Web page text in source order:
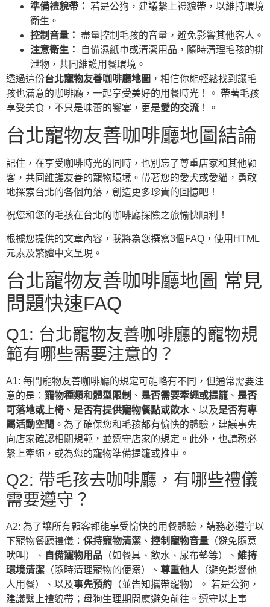
準備禮貌帶： 若是公狗，建議繫上禮貌帶，以維持環境
衛生。
控制音量： 盡量控制毛孩的音量，避免影響其他客人。
注意衛生：
自備濕紙巾或清潔用品，隨時清理毛孩的排
泄物，共同維護用餐環境。
透過這份台北寵物友善咖啡廳地圖 ，相信你能輕鬆找到讓毛
孩也滿意的咖啡廳，一起享受美好的用餐時光！。 帶著毛孩
享受美食，不只是味蕾的饗宴，更是愛的交流 ！。
台北寵物友善咖啡廳地圖結論
記住，在享受咖啡時光的同時，也別忘了尊重店家和其他顧
客，共同維護友善的寵物環境。帶著您的愛犬或愛貓，勇敢
地探索台北的各個角落，創造更多珍貴的回憶吧！
祝您和您的毛孩在台北的咖啡廳探險之旅愉快順利！
根據您提供的文章內容，我將為您撰寫3個FAQ，使用HTML
元素及繁體中文呈現。
台北寵物友善咖啡廳地圖 常見
問題快速FAQ
Q1: 台北寵物友善咖啡廳的寵物規
範有哪些需要注意的？
A1: 每間寵物友善咖啡廳的規定可能略有不同，但通常需要注
意的是： 寵物種類和體型限制 、 是否需要牽繩或提籠 、 是否
可落地或上椅 、 是否有提供寵物餐點或飲水、以及是否有專
屬活動空間 。為了確保您和毛孩都有愉快的體驗，建議事先
向店家確認相關規範，並遵守店家的規定。此外，也請務必
繫上牽繩，或為您的寵物準備提籠或推車。
Q2: 帶毛孩去咖啡廳，有哪些禮儀
需要遵守？
A2: 為了讓所有顧客都能享受愉快的用餐體驗，請務必遵守以
下寵物餐廳禮儀： 保持寵物清潔 、 控制寵物音量 （避免隨意
吠叫）、 自備寵物用品 （如餐具、飲水、尿布墊等）、 維持
環境清潔 （隨時清理寵物的便溺）、 尊重他人 （避免影響他
人用餐）、以及事先預約 （並告知攜帶寵物）。 若是公狗，
建議繫上禮貌帶；母狗生理期間應避免前往。遵守以上事